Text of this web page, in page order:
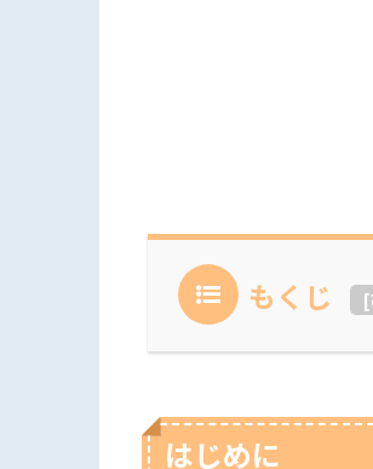
もくじ [
はじめに